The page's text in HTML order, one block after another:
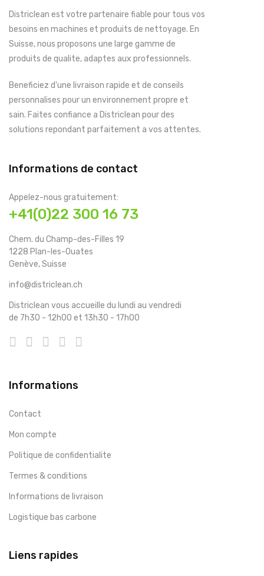
Districlean est votre partenaire fiable pour tous vos
besoins en machines et produits de nettoyage. En
Suisse, nous proposons une large gamme de
produits de qualite, adaptes aux professionnels.
Beneficiez d'une livraison rapide et de conseils
personnalises pour un environnement propre et
sain. Faites confiance a Districlean pour des
solutions repondant parfaitement a vos attentes.
Informations de contact
Appelez-nous gratuitement:
+41(0)22 300 16 73
Chem. du Champ-des-Filles 19
1228 Plan-les-Ouates
Genève, Suisse
info@districlean.ch
Districlean vous accueille du lundi au vendredi
de 7h30 - 12h00 et 13h30 - 17h00
Informations
Contact
Mon compte
Politique de confidentialite
Termes & conditions
Informations de livraison
Logistique bas carbone
Liens rapides